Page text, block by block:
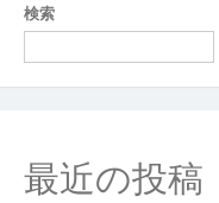
検索
最近の投稿